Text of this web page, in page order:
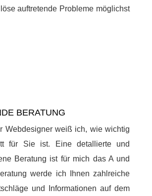
auftretende Probleme möglichst
BERATUNG
Webdesigner weiß ich, wie wichtig
für Sie ist. Eine detallierte und
Beratung ist für mich das A und
werde ich Ihnen zahlreiche
und Informationen auf dem